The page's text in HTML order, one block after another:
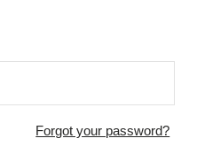
Forgot your password?